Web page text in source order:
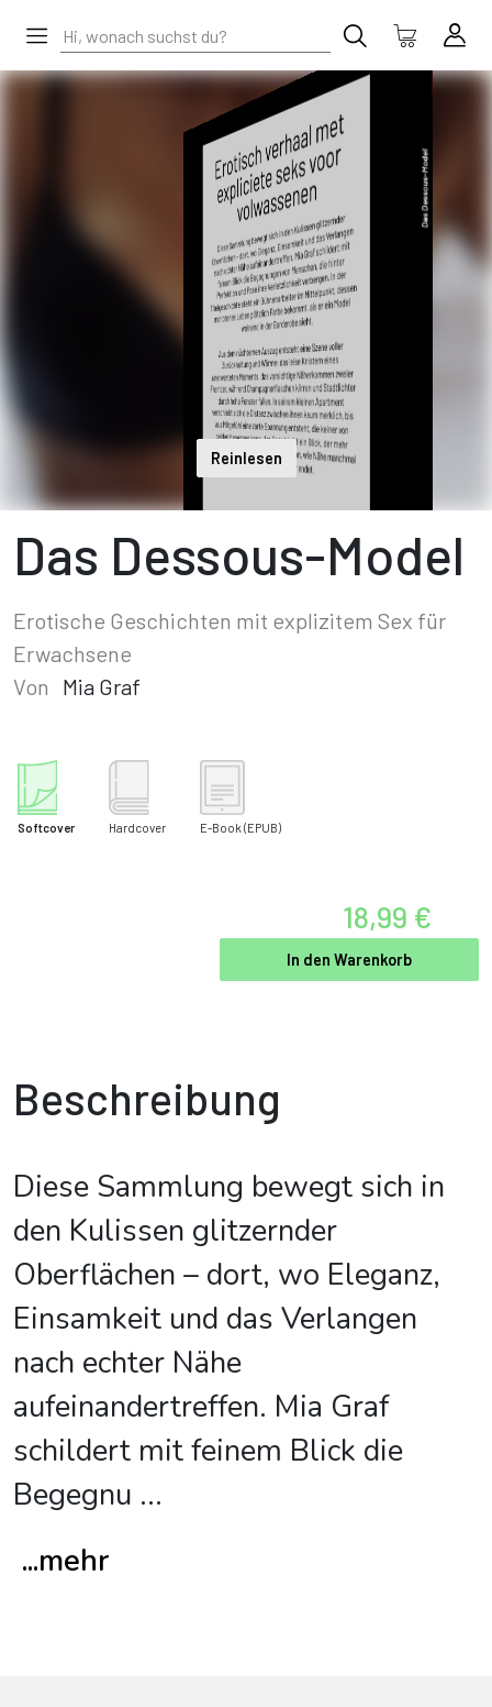
Reinlesen
Das Dessous-Model
Erotische Geschichten mit explizitem Sex für
Erwachsene
Von
Mia Graf
Softcover Hardcover E-Book (EPUB)
18,99 €
In den Warenkorb
Beschreibung
Diese Sammlung bewegt sich in
den Kulissen glitzernder
Oberflächen – dort, wo Eleganz,
Einsamkeit und das Verlangen
nach echter Nähe
aufeinandertreffen. Mia Graf
schildert mit feinem Blick die
Begegnu ...
...mehr